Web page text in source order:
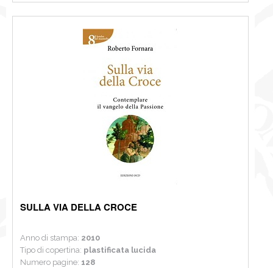
SULLA VIA DELLA CROCE
Anno di stampa: 2010
Tipo di copertina: plastificata lucida
Numero pagine: 128